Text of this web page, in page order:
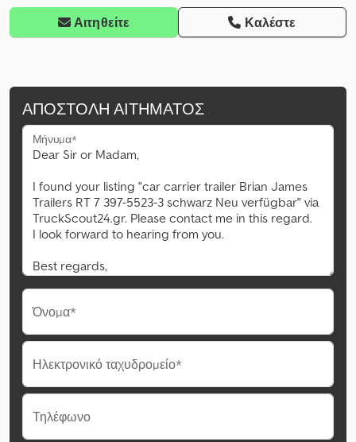
Αιτηθείτε Καλέστε
ΑΠΟΣΤΟΛΉ ΑΙΤΉΜΑΤΟΣ
Μήνυμα*
Όνομα*
Ηλεκτρονικό ταχυδρομείο*
Τηλέφωνο